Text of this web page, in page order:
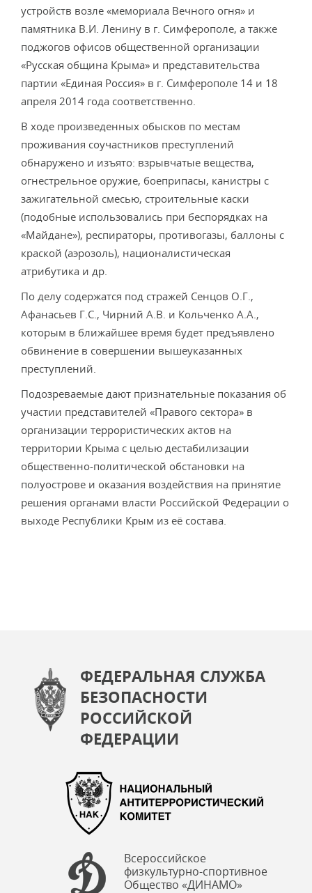
устройств возле «мемориала Вечного огня» и
памятника В.И. Ленину в г. Симферополе, а также
поджогов офисов общественной организации
«Русская община Крыма» и представительства
партии «Единая Россия» в г. Симферополе 14 и 18
апреля 2014 года соответственно.
В ходе произведенных обысков по местам
проживания соучастников преступлений
обнаружено и изъято: взрывчатые вещества,
огнестрельное оружие, боеприпасы, канистры с
зажигательной смесью, строительные каски
(подобные использовались при беспорядках на
«Майдане»), респираторы, противогазы, баллоны с
краской (аэрозоль), националистическая
атрибутика и др.
По делу содержатся под стражей Сенцов О.Г.,
Афанасьев Г.С., Чирний А.В. и Кольченко А.А.,
которым в ближайшее время будет предъявлено
обвинение в совершении вышеуказанных
преступлений.
Подозреваемые дают признательные показания об
участии представителей «Правого сектора» в
организации террористических актов на
территории Крыма с целью дестабилизации
общественно-политической обстановки на
полуострове и оказания воздействия на принятие
решения органами власти Российской Федерации о
выходе Республики Крым из её состава.
ФЕДЕРАЛЬНАЯ СЛУЖБА
БЕЗОПАСНОСТИ
РОССИЙСКОЙ
ФЕДЕРАЦИИ
Всероссийское
физкультурно-спортивное
Общество «ДИНАМО»